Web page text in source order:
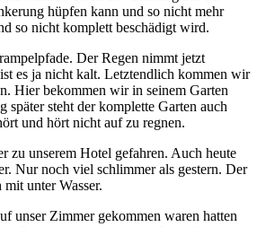
hüpfen kann und so nicht mehr
so nicht komplett beschädigt wird.
Der Regen nimmt jetzt
es ja nicht kalt. Letztendlich kommen wir
Hier bekommen wir in seinem Garten
später steht der komplette Garten auch
und hört nicht auf zu regnen.
zu unserem Hotel gefahren. Auch heute
Nur noch viel schlimmer als gestern. Der
unter Wasser.
unser Zimmer gekommen waren hatten